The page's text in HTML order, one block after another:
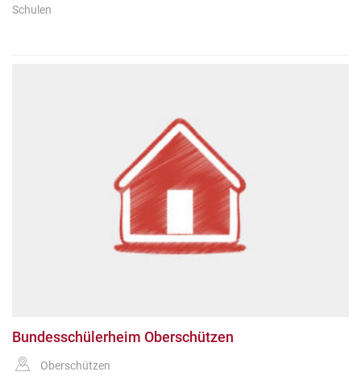
Schulen
Bundesschülerheim Oberschützen
Oberschützen